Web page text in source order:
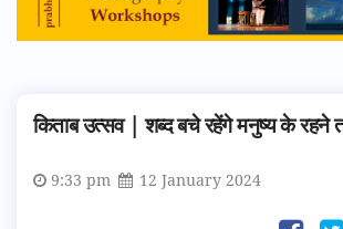
किताब उत्सव | शब्द बचे रहेंगे मनुष्य के रहने
9:33 pm 12 January 2024